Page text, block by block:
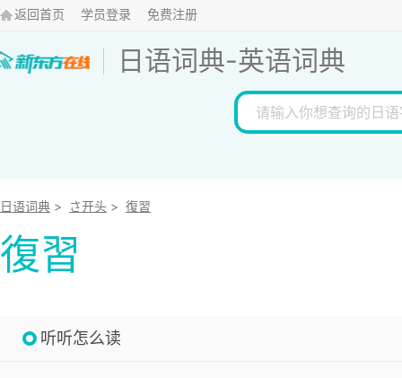
返回首页 学员登录 免费注册
日语词典-英语词典
日语词典 > さ开头 > 復習
復習
听听怎么读